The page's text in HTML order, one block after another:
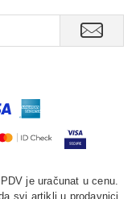
je uračunat u cenu.
svi artikli u prodavnici